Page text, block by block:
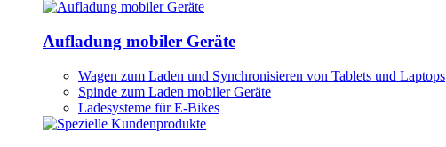
Aufladung mobiler Geräte
Wagen zum Laden und Synchronisieren von Tablets und Laptops
Spinde zum Laden mobiler Geräte
Ladesysteme für E-Bikes